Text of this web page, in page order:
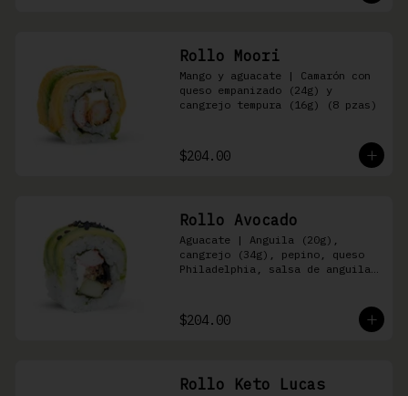
Rollo Moori
Mango y aguacate | Camarón con
queso empanizado (24g) y
cangrejo tempura (16g) (8 pzas)
$204.00
Rollo Avocado
Aguacate | Anguila (20g),
cangrejo (34g), pepino, queso
Philadelphia, salsa de anguila
$204.00
Rollo Keto Lucas